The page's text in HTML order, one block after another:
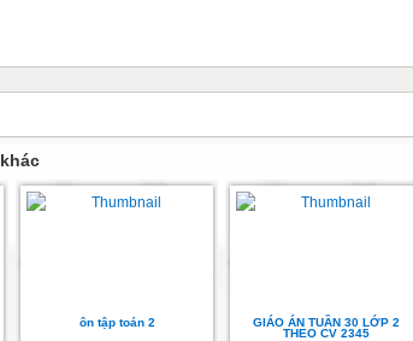
ôn tập toán 2
GIÁO ÁN TUẦN 30 LỚP 2
THEO CV 2345